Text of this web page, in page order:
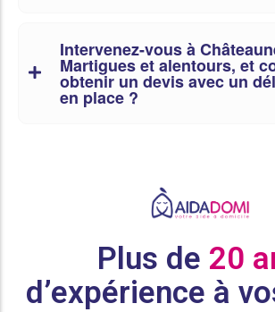
Intervenez-vous à
Martigues et alentours, et
obtenir un devis avec un
en place ?
Plus de 20
d’expérience à